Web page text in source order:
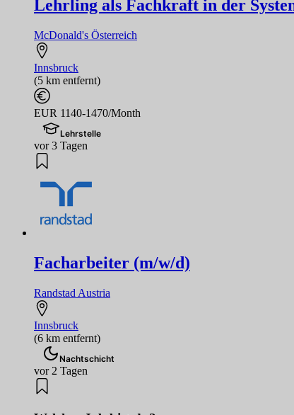
Lehrling als Fachkraft in der
McDonald's Österreich
Innsbruck
(5 km entfernt)
EUR 1140-1470/Month
Lehrstelle
vor 3 Tagen
Facharbeiter (m/w/d)
Randstad Austria
Innsbruck
(6 km entfernt)
Nachtschicht
vor 2 Tagen